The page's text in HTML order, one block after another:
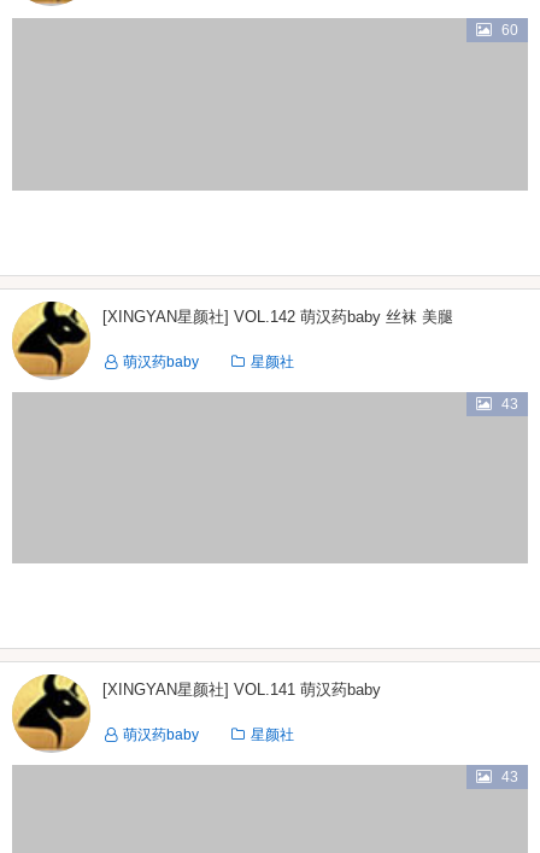
60
[XINGYAN星颜社] VOL.142 萌汉药baby 丝袜 美腿
萌汉药baby 星颜社
43
[XINGYAN星颜社] VOL.141 萌汉药baby
萌汉药baby 星颜社
43